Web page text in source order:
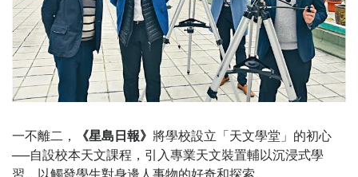
一不離二， 《星島日報》 將學校設立「天文學堂」的初心
──自設校本天文課程，引入專業天文裝置輔以沉浸式學
習，以觸發學生對身邊人事物的好奇和探索。